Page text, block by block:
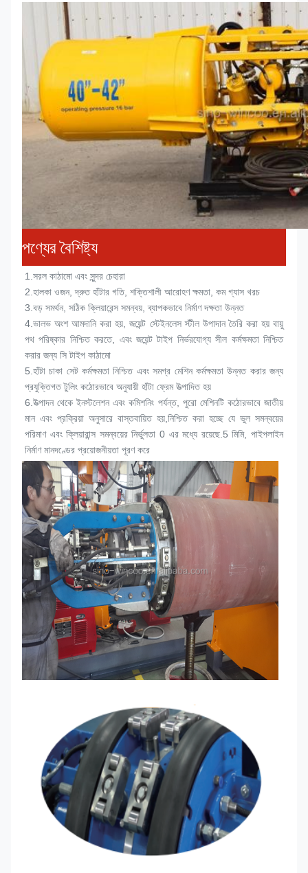
পণ্যের বৈশিষ্ট্য
1. সরল কাঠামো এবং সুন্দর চেহারা
2. হালকা ওজন, দ্রুত হাঁটার গতি, শক্তিশালী আরোহণ ক্ষমতা, কম গ্যাস খরচ
3. বড় সমর্থন, সঠিক ক্লিয়ারেন্স সমন্বয়, ব্যাপকভাবে নির্মাণ দক্ষতা উন্নত
4. ভালভ অংশ আমদানি করা হয়, জয়েন্ট স্টেইনলেস স্টীল উপাদান তৈরি করা হয় বায়ু
পথ পরিষ্কার নিশ্চিত করতে, এবং জয়েন্ট টাইপ নির্ভরযোগ্য সীল কর্মক্ষমতা নিশ্চিত
করার জন্য সি টাইপ কাঠামো
5. হাঁটা চাকা সেট কর্মক্ষমতা নিশ্চিত এবং সমগ্র মেশিন কর্মক্ষমতা উন্নত করার জন্য
প্রযুক্তিগত টুলিং কঠোরভাবে অনুযায়ী হাঁটা ফ্রেম উত্পাদিত হয়
6. উত্পাদন থেকে ইনস্টলেশন এবং কমিশনিং পর্যন্ত, পুরো মেশিনটি কঠোরভাবে জাতীয়
মান এবং প্রক্রিয়া অনুসারে বাস্তবায়িত হয়,নিশ্চিত করা হচ্ছে যে ভুল সমন্বয়ের
পরিমাণ এবং ক্লিয়ারান্স সমন্বয়ের নির্ভুলতা 0 এর মধ্যে রয়েছে.5 মিমি, পাইপলাইন
নির্মাণ মানদণ্ডের প্রয়োজনীয়তা পূরণ করে